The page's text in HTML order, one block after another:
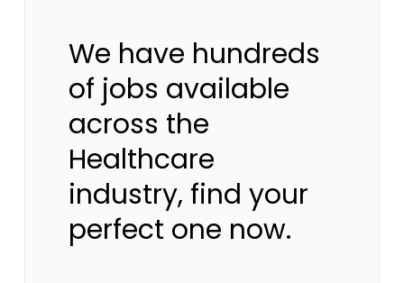
We have hundreds
of jobs available
across the
Healthcare
industry, find your
perfect one now.